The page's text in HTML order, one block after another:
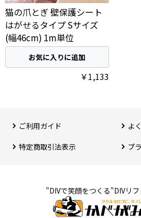
猫の爪とぎ 壁保護シート
はがせるタイプ Sサイズ
(幅46cm) 1m単位
お気に入りに追加
￥1,133
ご利用ガイド よ
特定商取引法表⽰ プ
"DIVで笑顔をつくる"DIVリ